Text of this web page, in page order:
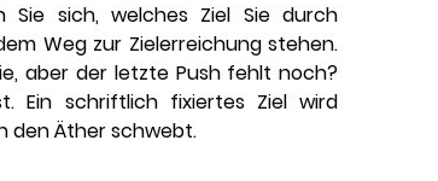
sich, welches Ziel Sie durch
Weg zur Zielerreichung stehen.
aber der letzte Push fehlt noch?
Ein schriftlich fixiertes Ziel wird
den Äther schwebt.